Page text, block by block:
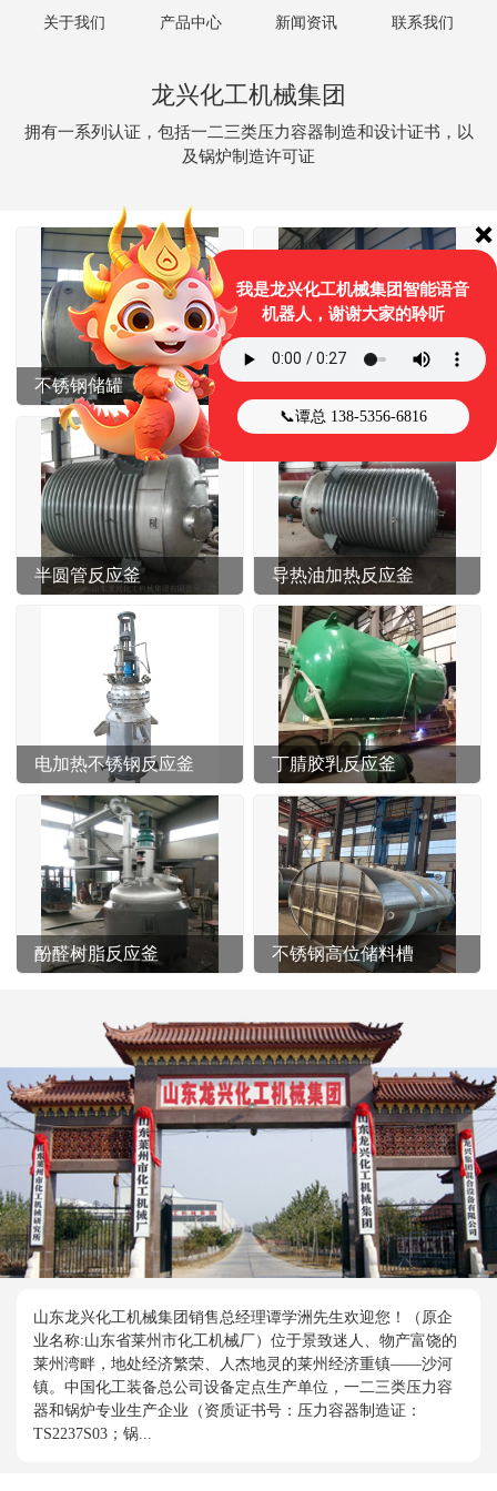
关于我们 产品中心 新闻资讯 联系我们
龙兴化工机械集团
拥有一系列认证，包括一二三类压力容器制造和设计证书，以
及锅炉制造许可证
不锈钢储罐 氧氮氩液体储罐
半圆管反应釜 导热油加热反应釜
电加热不锈钢反应釜 丁腈胶乳反应釜
酚醛树脂反应釜 不锈钢高位储料槽
山东龙兴化工机械集团销售总经理谭学洲先生欢迎您！（原企
业名称:山东省莱州市化工机械厂）位于景致迷人、物产富饶的
莱州湾畔，地处经济繁荣、人杰地灵的莱州经济重镇——沙河
镇。中国化工装备总公司设备定点生产单位，一二三类压力容
器和锅炉专业生产企业（资质证书号：压力容器制造证：
TS2237S03；锅...
我是龙兴化工机械集团智能语音
机器人，谢谢大家的聆听
📞谭总 138-5356-6816
❌